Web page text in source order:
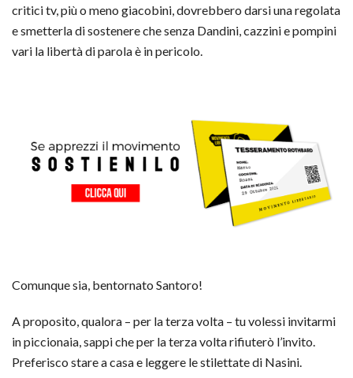
critici tv, più o meno giacobini, dovrebbero darsi una regolata
e smetterla di sostenere che senza Dandini, cazzini e pompini
vari la libertà di parola è in pericolo.
Comunque sia, bentornato Santoro!
A proposito, qualora – per la terza volta – tu volessi invitarmi
in piccionaia, sappi che per la terza volta rifiuterò l’invito.
Preferisco stare a casa e leggere le stilettate di Nasini.